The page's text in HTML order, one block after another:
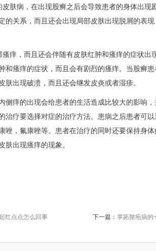
肤病，在出现股癣之后会导致患者的身体出现
的关系，而且还会出现局部皮肤出现脱屑的表
痒，而且还会伴随有皮肤红肿和瘙痒的症状出
和瘙痒的症状，而且会有剧烈的瘙痒。当股癣
肤出现破溃，而且还会继发皮炎或者湿疹。
侧痒的出现会给患者的生活造成比较大的影响
治疗要选择对症的治疗方法。患病之后患者可
唑，氟康唑等。患者在治疗的同时还要保持身
肤出现瘙痒的现象。
红点点怎么回事 下一篇： 掌跖脓疱病的